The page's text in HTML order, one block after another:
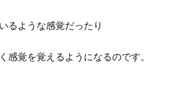
るような感覚だったり
感覚を覚えるようになるのです。